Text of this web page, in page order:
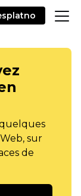
sur
de